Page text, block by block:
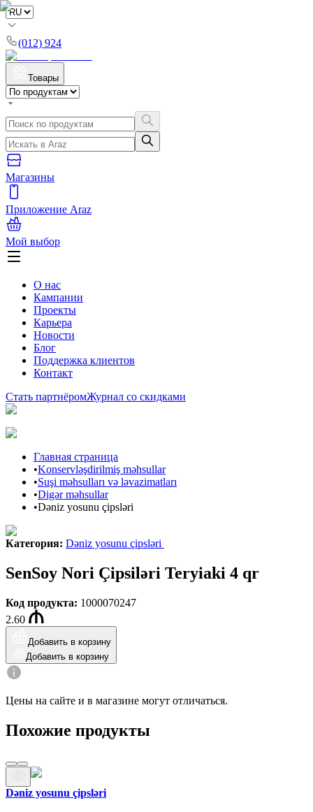
(012) 924
Товары
Магазины
Приложение Araz
Мой выбор
О нас
Кампании
Проекты
Карьера
Новости
Блог
Поддержка клиентов
Контакт
Стать партнёромЖурнал со скидками
Главная страница
•Konservləşdirilmiş məhsullar
•Suşi məhsulları və ləvazimatları
•Digər məhsullar
•Dəniz yosunu çipsləri
Категория: Dəniz yosunu çipsləri
SenSoy Nori Çipsiləri Teryiaki 4 qr
Код продукта: 1000070247
2.60
Добавить в корзину
Добавить в корзину
Цены на сайте и в магазине могут отличаться.
Похожие продукты
Dəniz yosunu çipsləri